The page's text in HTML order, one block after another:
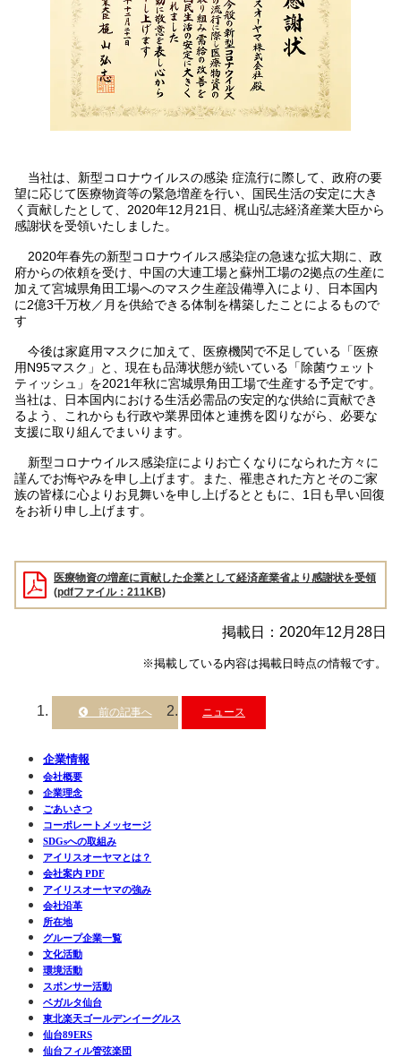
当社は、新型コロナウイルスの感染 症流行に際して、政府の要
望に応じて医療物資等の緊急増産を行い、国民生活の安定に大き
く貢献したとして、2020年12月21日、梶山弘志経済産業大臣から
感謝状を受領いたしました。
2020年春先の新型コロナウイルス感染症の急速な拡大期に、政
府からの依頼を受け、中国の大連工場と蘇州工場の2拠点の生産に
加えて宮城県角田工場へのマスク生産設備導入により、日本国内
に2億3千万枚／月を供給できる体制を構築したことによるもので
す
今後は家庭用マスクに加えて、医療機関で不足している「医療
用N95マスク」と、現在も品薄状態が続いている「除菌ウェット
ティッシュ」を2021年秋に宮城県角田工場で生産する予定です。
当社は、日本国内における生活必需品の安定的な供給に貢献でき
るよう、これからも行政や業界団体と連携を図りながら、必要な
支援に取り組んでまいります。
新型コロナウイルス感染症によりお亡くなりになられた方々に
謹んでお悔やみを申し上げます。また、罹患された方とそのご家
族の皆様に心よりお見舞いを申し上げるとともに、1日も早い回復
をお祈り申し上げます。
医療物資の増産に貢献した企業として経済産業省より感謝状を受領
(pdfファイル：211KB)
掲載日：2020年12月28日
※掲載している内容は掲載日時点の情報です。
ニュース
企業情報
会社概要
企業理念
ごあいさつ
コーポレートメッセージ
SDGsへの取組み
アイリスオーヤマとは？
会社案内 PDF
アイリスオーヤマの強み
会社沿革
所在地
グループ企業一覧
文化活動
環境活動
スポンサー活動
ベガルタ仙台
東北楽天ゴールデンイーグルス
仙台89ERS
仙台フィル管弦楽団